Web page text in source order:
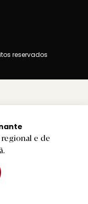
e de
reservados